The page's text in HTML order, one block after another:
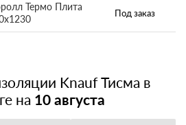
Термо Плита
Под заказ
Knauf Тисма в
на 10 августа